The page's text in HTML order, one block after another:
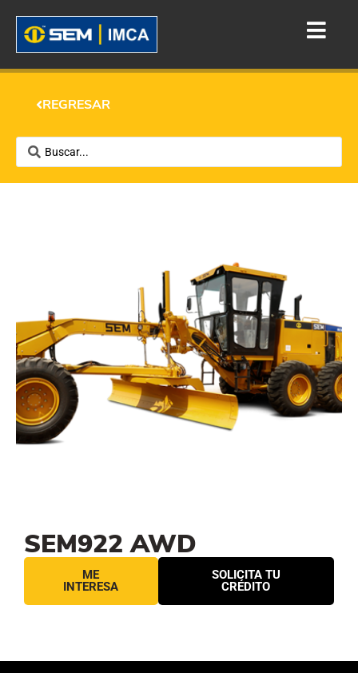
REGRESAR
SEM922 AWD
ME
INTERESA
SOLICITA TU
CRÉDITO